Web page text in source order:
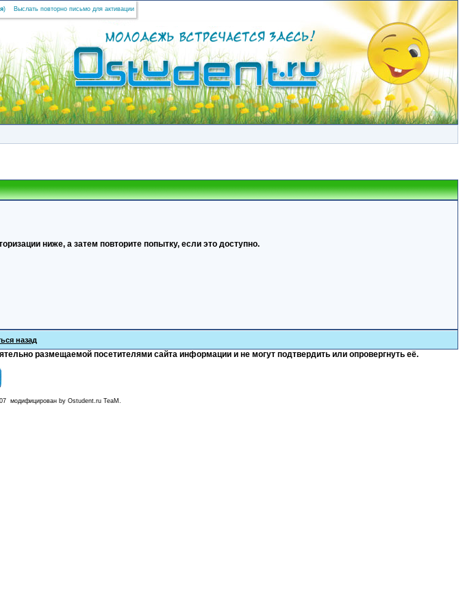
) Выслать повторно письмо для активации
ниже, а затем повторите попытку, если это доступно.
назад
размещаемой посетителями сайта информации и не могут подтвердить или опровергнуть её.
модифицирован by Ostudent.ru TeaM.